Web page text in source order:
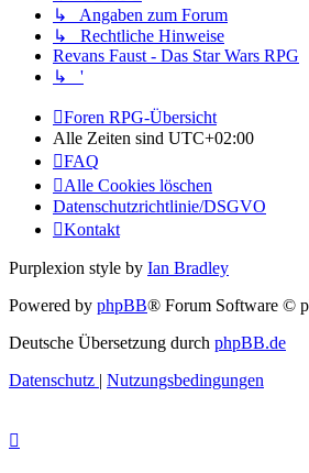
↳ Angaben zum Forum
↳ Rechtliche Hinweise
Revans Faust - Das Star Wars RPG
↳ '
Foren RPG-Übersicht
Alle Zeiten sind UTC+02:00
FAQ
Alle Cookies löschen
Datenschutzrichtlinie/DSGVO
Kontakt
Purplexion style by Ian Bradley
Powered by phpBB® Forum Software ©
Deutsche Übersetzung durch phpBB.de
Datenschutz | Nutzungsbedingungen